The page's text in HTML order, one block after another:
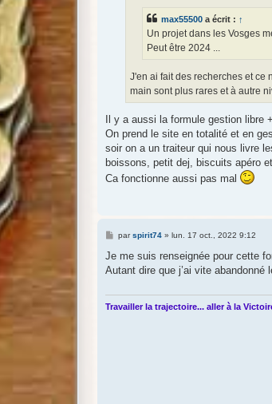
max55500 a écrit : ↑
Un projet dans les Vosges
Peut être 2024 ...
J'en ai fait des recherches et ce
main sont plus rares et à autre
Il y a aussi la formule gestion
On prend le site en totalité et en
soir on a un traiteur qui nous livre
boissons, petit dej, biscuits apéro
Ca fonctionne aussi pas mal
M
s
a
parspirit74» lun. 17 oct., 2022 9:12
Je me suis renseignée pour cette
Autant dire que j’ai vite abandonné
Travailler la trajectoire... aller à la